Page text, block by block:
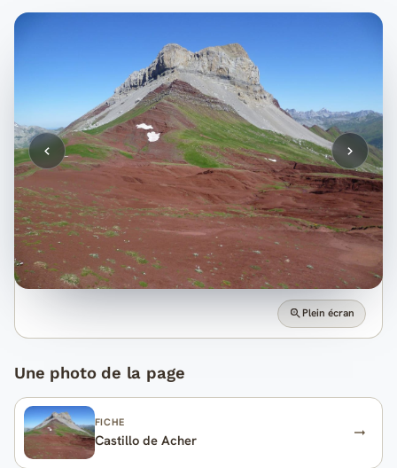
Plein écran
Une photo de la page
FICHE
Castillo de Acher